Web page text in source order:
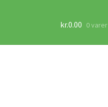
kr.0.00 0 varer